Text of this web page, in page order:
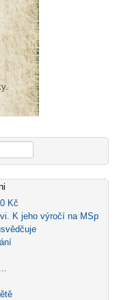
Kč
K jeho výročí na MSp